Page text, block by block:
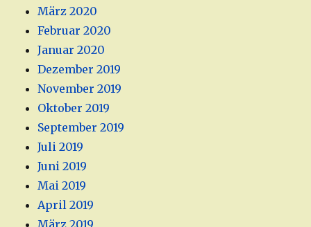
März 2020
Februar 2020
Januar 2020
Dezember 2019
November 2019
Oktober 2019
September 2019
Juli 2019
Juni 2019
Mai 2019
April 2019